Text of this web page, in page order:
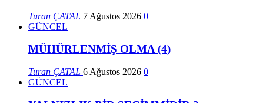
Turan ÇATAL 7 Ağustos 2026 0
GÜNCEL
MÜHÜRLENMİŞ OLMA (4)
Turan ÇATAL 6 Ağustos 2026 0
GÜNCEL